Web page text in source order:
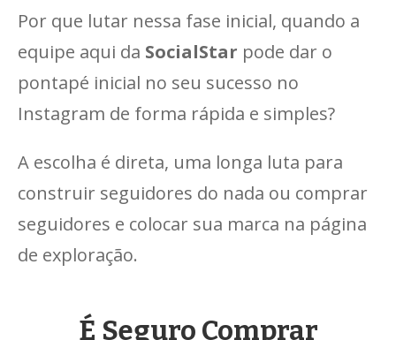
Por que lutar nessa fase inicial, quando a
equipe aqui da SocialStar pode dar o
pontapé inicial no seu sucesso no
Instagram de forma rápida e simples?
A escolha é direta, uma longa luta para
construir seguidores do nada ou comprar
seguidores e colocar sua marca na página
de exploração.
É Seguro Comprar